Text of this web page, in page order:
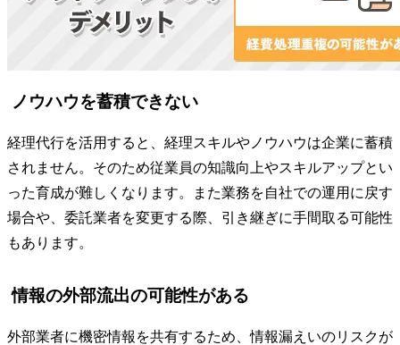
ノウハウを蓄積できない
経理代行を活用すると、経理スキルやノウハウは企業に蓄積
されません。そのため従業員の知識向上やスキルアップとい
った育成が難しくなります。また業務を自社での運用に戻す
場合や、委託業者を変更する際、引き継ぎに手間取る可能性
もあります。
情報の外部流出の可能性がある
外部業者に機密情報を共有するため、情報漏えいのリスクが